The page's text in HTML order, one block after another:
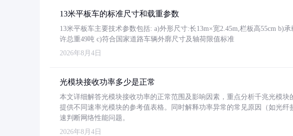
13米平板车的标准尺寸和载重参数
13米平板车主要技术参数包括: a)外形尺寸:长13m×宽2.45m,栏板高55cm b)
许总重49吨 c)符合国家道路车辆外廓尺寸及轴荷限值标准
2026年8月4日
光模块接收功率多少是正常
本文详细解答光模块接收功率的正常范围及影响因素，重点分析千兆光模块
提供不同速率光模块的参考值表格。同时解释功率异常的常见原因（如光
速判断网络性能问题。
2026年8月4日